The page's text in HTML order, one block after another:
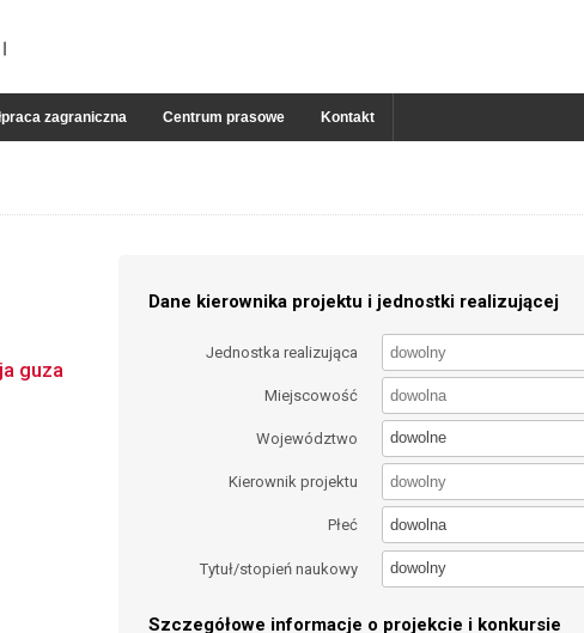
zagraniczna Centrum prasowe Kontakt
Dane kierownika projektu i jednostki realizującej
Jednostka realizująca
Miejscowość
Województwo dowolne
Kierownik projektu
Płeć dowolna
Tytuł/stopień naukowy dowolny
Szczegółowe informacje o projekcie i konkursie
guza